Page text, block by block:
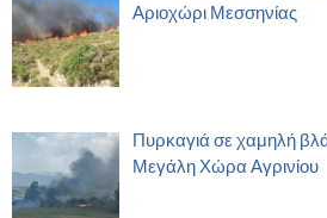
Αριοχώρι Μεσσηνίας
Πυρκαγιά σε χαμηλή
Μεγάλη Χώρα Αγρινίου